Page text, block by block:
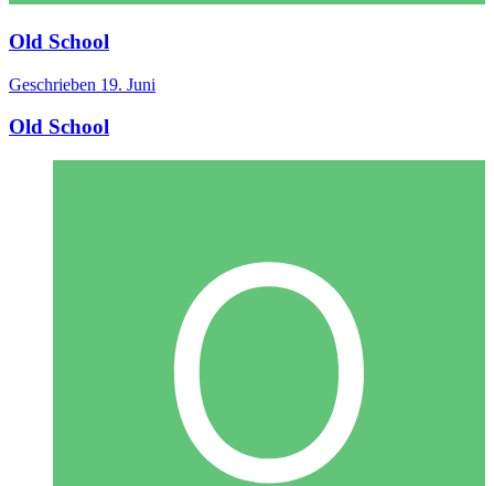
Old School
Geschrieben 19. Juni
Old School